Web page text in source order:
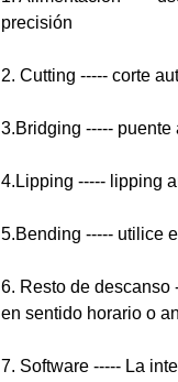
precisión
2. Cutting ----- corte
3.Bridging ----- puente
4.Lipping ----- lipping
5.Bending ----- utilice
6. Resto de descanso
en sentido horario o
7. Software ----- La